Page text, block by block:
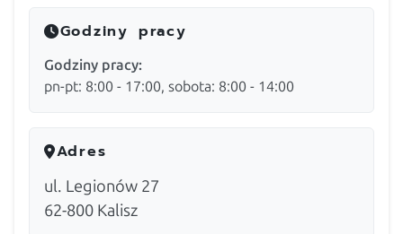
Godziny pracy
Godziny pracy:
pn-pt: 8:00 - 17:00, sobota: 8:00 - 14:00
Adres
ul. Legionów 27
62-800 Kalisz